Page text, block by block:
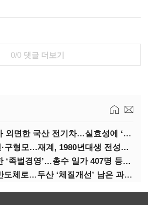
0/0 댓글 더보기
‘한국판 IRA’가 외면한 국산 전기차…실효성에 ‘의문’
김동관·정기선·구형모…재계, 1980년대생 전성시대
대기업, 여전한 ‘족벌경영’…총수 일가 407명 등기임원
중공업서 AI·반도체로…두산 ‘체질개선’ 남은 과제는